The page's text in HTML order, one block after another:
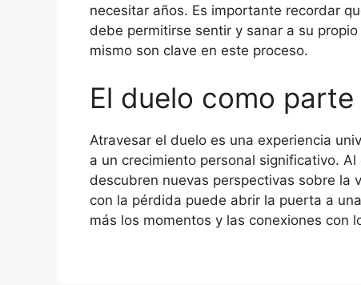
necesitar años. Es importante recordar
debe permitirse sentir y sanar a su
mismo son clave en este proceso.
El duelo como
Atravesar el duelo es una experiencia
a un crecimiento personal significativo.
descubren nuevas perspectivas sobre la
con la pérdida puede abrir la puerta a
más los momentos y las conexiones con